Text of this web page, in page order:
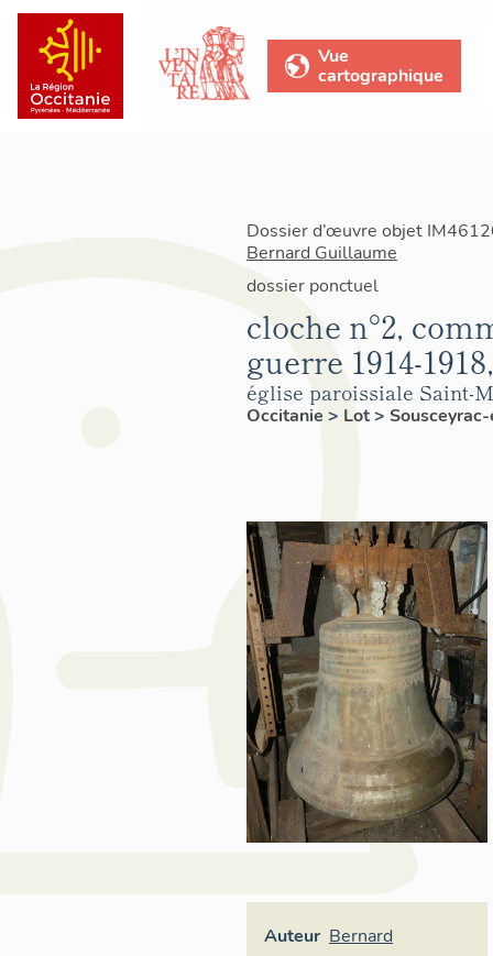
Vue
cartographique
Dossier d’œuvre objet
Bernard Guillaume
dossier ponctuel
cloche n°2,
guerre 1914-1918,
église paroissiale Saint-
Occitanie > Lot>
Auteur Bernard